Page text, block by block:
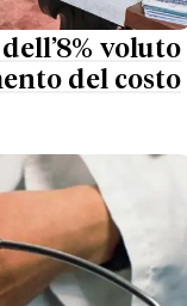
voluto
del costo